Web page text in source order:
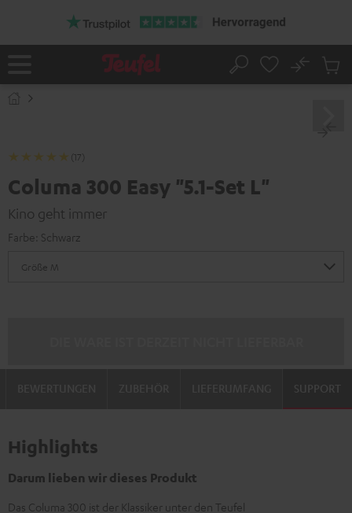
Startseite Suche
No
(17)
Columa 300 Easy "5.1-Set L"
Kino geht immer
Farbe: Schwarz
SUPPORT
Highlights
Darum lieben wir dieses Produkt
Das Columa 300 ist der Klassiker unter den Teufel